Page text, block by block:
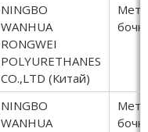
NINGBO
WANHUA
RONGWEI
POLYURETHANES
CO.,LTD (Китай)
NINGBO
WANHUA